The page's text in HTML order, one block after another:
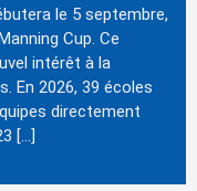
le 5 septembre,
Cup. Ce
intérêt à la
En 2026, 39 écoles
directement
[…]